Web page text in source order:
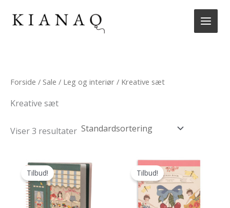
Forside / Sale / Leg og interiør / Kreative sæt
Kreative sæt
Viser 3 resultater
Tilbud! Tilbud!